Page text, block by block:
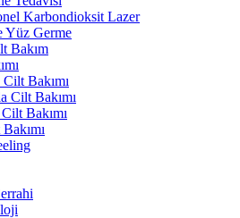
Karbondioksit Lazer
Yüz Germe
Bakım
Bakımı
Cilt Bakımı
Bakımı